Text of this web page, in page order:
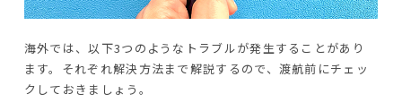
海外では、以下3つのようなトラブルが発生することがあり
ます。それぞれ解決方法まで解説するので、渡航前にチェッ
クしておきましょう。